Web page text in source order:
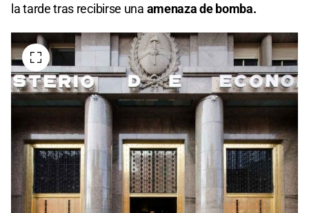
la tarde tras recibirse una amenaza de bomba.